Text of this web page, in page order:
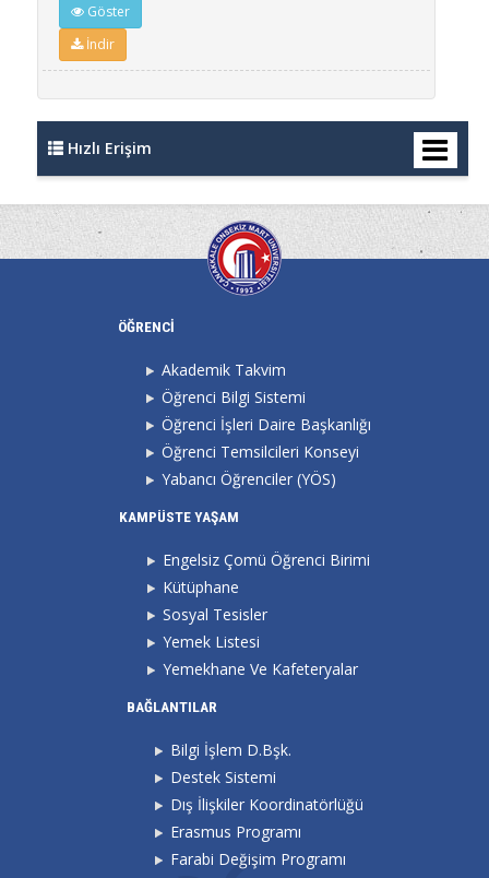
Göster
İndir
Hızlı Erişim
ÖĞRENCİ
Akademik Takvim
Öğrenci Bilgi Sistemi
Öğrenci İşleri Daire Başkanlığı
Öğrenci Temsilcileri Konseyi
Yabancı Öğrenciler (YÖS)
KAMPÜSTE YAŞAM
Engelsiz Çomü Öğrenci Birimi
Kütüphane
Sosyal Tesisler
Yemek Listesi
Yemekhane Ve Kafeteryalar
BAĞLANTILAR
Bilgi İşlem D.Bşk.
Destek Sistemi
Dış İlişkiler Koordinatörlüğü
Erasmus Programı
Farabi Değişim Programı